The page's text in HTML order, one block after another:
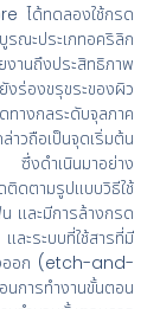
ได้ทดลองใช้กรด
ณะประเภทอคริลิก
านถึงประสิทธิภาพ
ร่องขรุขระของผิว
างกลระดับจุลภาค
ถือเป็นจุดเริ่มต้น
ซึ่งดำเนินมาอย่าง
ดตามรูปแบบวิธีใช้
และมีการล้างกรด
ระบบที่ใช้สารที่มี
งออก (etch-and-
ารทำงานขั้นตอน